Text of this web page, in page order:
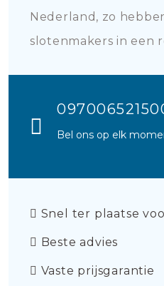
Nederland, zo
slotenmakers in een
Bel ons op elk
Snel ter plaatse
Beste advies
Vaste prijsgarantie